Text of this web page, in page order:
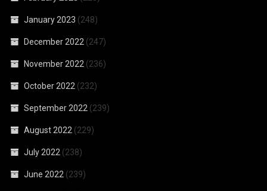
January 2023 (248)
December 2022 (247)
November 2022 (236)
October 2022 (232)
September 2022 (239)
August 2022 (229)
July 2022 (238)
June 2022 (239)